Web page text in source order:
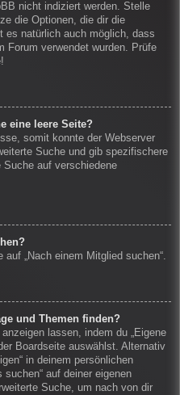
nicht indiziert werden. Stelle
die Optionen, die dir die
es natürlich auch möglich, dass
Forum verwendet wurden. Prüfe
eine leere Seite?
somit konnte der Webserver
Suche und gib spezifischere
Suche auf verschiedene
auf „Nach einem Mitglied suchen“.
und Themen finden?
lassen, indem du „Eigene
Boardseite auswählst. Alternativ
in deinem persönlichen
suchen“ auf deiner eigenen
Suche, um nach von dir